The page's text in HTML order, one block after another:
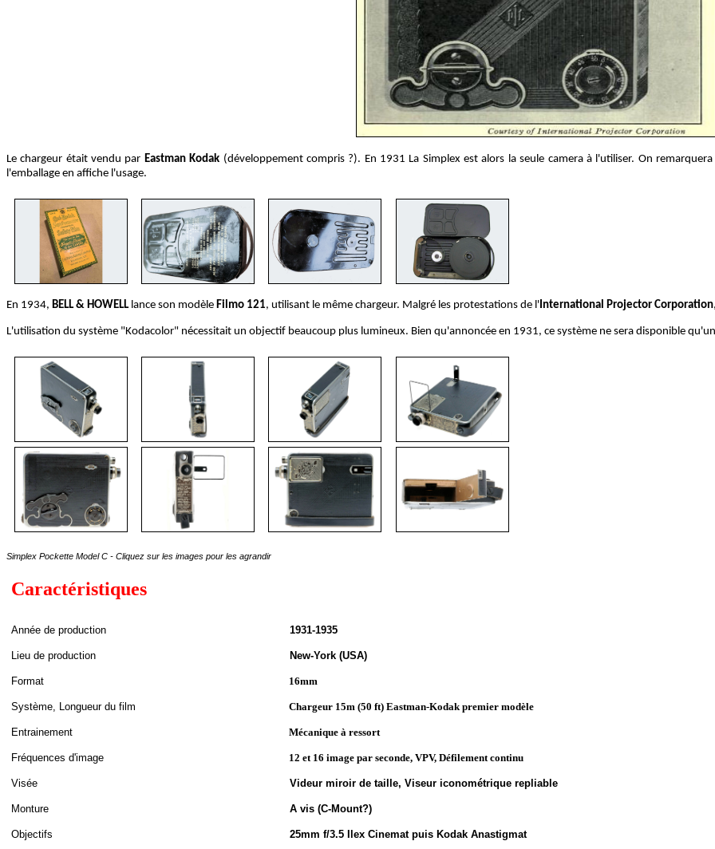
Le chargeur était vendu par Eastman Kodak (développement compris ?). En 1931 La Simplex est alors la seule camera à l'utiliser. On
l'emballage en affiche l'usage.
En 1934, BELL & HOWELLlance son modèle Filmo 121, utilisant le même chargeur. Malgré les protestations de l'International Projector Corporation
L'utilisation du système "Kodacolor" nécessitait un objectif beaucoup plus lumineux. Bien qu'annoncée en 1931, ce système ne sera disponible
Simplex Pockette Model C - Cliquez sur les images pour les agrandir
Caractéristiques
Année de production 1931-1935
Lieu de production New-York (USA)
Format 16mm
Système, Longueur du film Chargeur 15m (50 ft) Eastman-Kodak premier modèle
Entrainement Mécanique à ressort
Fréquences d'image 12 et 16 image par seconde, VPV, Défilement continu
Visée Videur miroir de taille, Viseur iconométrique repliable
Monture A vis (C-Mount?)
Objectifs 25mm f/3.5 Ilex Cinemat puis Kodak Anastigmat